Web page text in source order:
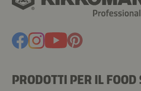
PRODOTTI PER IL FOOD